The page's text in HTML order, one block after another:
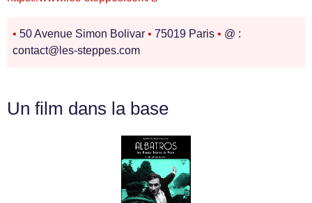
• 50 Avenue Simon Bolivar • 75019 Paris • @ :
contact@les-steppes.com
Un film dans la base